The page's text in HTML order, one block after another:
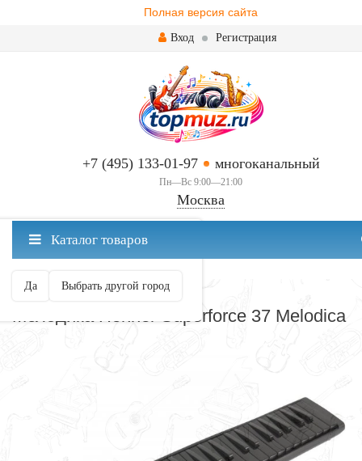
Полная версия сайта
Вход Регистрация
+7 (495) 133-01-97 многоканальный
Пн—Вс 9:00—21:00
Москва
Москва ваш город?
Да Выбрать другой город
Каталог товаров
МЕЛОДИКИ
Мелодика Hohner Superforce 37 Melodica